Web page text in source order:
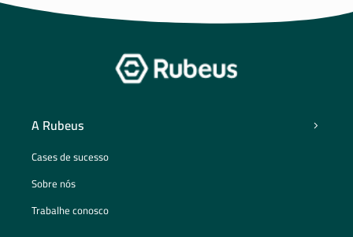
A Rubeus
Cases de sucesso
Sobre nós
Trabalhe conosco